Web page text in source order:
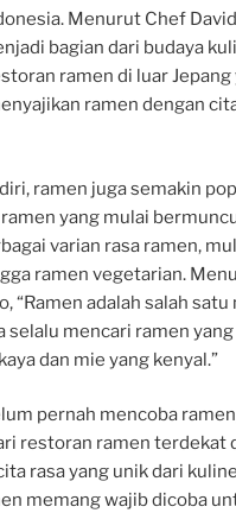
Menurut Chef
bagian dari budaya
ramen di luar Jepang
ramen dengan
ramen juga semakin
yang mulai
varian rasa ramen,
ramen vegetarian.
“Ramen adalah salah satu
selalu mencari ramen
dan mie yang kenyal.”
pernah mencoba
restoran ramen terdekat
rasa yang unik dari
memang wajib dicoba